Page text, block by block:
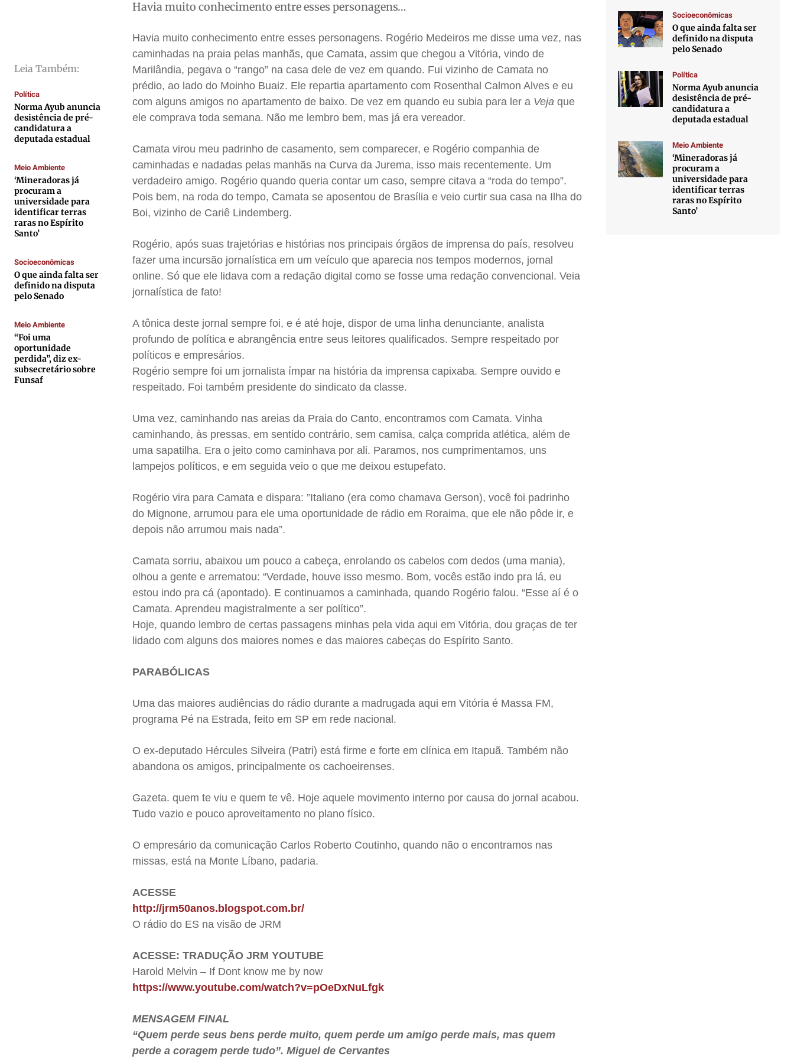
Colunas
Caetano Roque
Gustavo Bastos
Jr Mignone (in memorian)
Publicidade Legal
Anuncie
Expediente
Contato
Anuncie
Termos de Uso
Privacidade
Colunas
Caetano Roque
Gustavo Bastos
Jr Mignone (in memorian)
Publicidade Legal
Anuncie
Expediente
Contato
Anuncie
Termos de Uso
Privacidade
Colunas
Caetano Roque
Gustavo Bastos
Jr Mignone (in memorian)
Publicidade Legal
Anuncie
Expediente
Contato
Anuncie
Termos de Uso
Privacidade
Colunas
Caetano Roque
Gustavo Bastos
Jr Mignone (in memorian)
Publicidade Legal
Anuncie
Expediente
Contato
Anuncie
Termos de Uso
Privacidade
Leia Também:
Política
Norma Ayub anuncia
desistência de pré-
candidatura a
deputada estadual
Meio Ambiente
‘Mineradoras já
procuram a
universidade para
identificar terras
raras no Espírito
Santo’
Socioeconômicas
O que ainda falta ser
definido na disputa
pelo Senado
Meio Ambiente
“Foi uma
oportunidade
perdida”, diz ex-
subsecretário sobre
Funsaf
Havia muito conhecimento entre esses personagens…
Havia muito conhecimento entre esses personagens. Rogério Medeiros me disse uma vez, nas
caminhadas na praia pelas manhãs, que Camata, assim que chegou a Vitória, vindo de
Marilândia, pegava o “rango” na casa dele de vez em quando. Fui vizinho de Camata no
prédio, ao lado do Moinho Buaiz. Ele repartia apartamento com Rosenthal Calmon Alves e eu
com alguns amigos no apartamento de baixo. De vez em quando eu subia para ler a Veja que
ele comprava toda semana. Não me lembro bem, mas já era vereador.
Camata virou meu padrinho de casamento, sem comparecer, e Rogério companhia de
caminhadas e nadadas pelas manhãs na Curva da Jurema, isso mais recentemente. Um
verdadeiro amigo. Rogério quando queria contar um caso, sempre citava a “roda do tempo”.
Pois bem, na roda do tempo, Camata se aposentou de Brasília e veio curtir sua casa na Ilha do
Boi, vizinho de Cariê Lindemberg.
Rogério, após suas trajetórias e histórias nos principais órgãos de imprensa do país, resolveu
fazer uma incursão jornalística em um veículo que aparecia nos tempos modernos, jornal
online. Só que ele lidava com a redação digital como se fosse uma redação convencional. Veia
jornalística de fato!
A tônica deste jornal sempre foi, e é até hoje, dispor de uma linha denunciante, analista
profundo de política e abrangência entre seus leitores qualificados. Sempre respeitado por
políticos e empresários.
Rogério sempre foi um jornalista ímpar na história da imprensa capixaba. Sempre ouvido e
respeitado. Foi também presidente do sindicato da classe.
Uma vez, caminhando nas areias da Praia do Canto, encontramos com Camata. Vinha
caminhando, às pressas, em sentido contrário, sem camisa, calça comprida atlética, além de
uma sapatilha. Era o jeito como caminhava por ali. Paramos, nos cumprimentamos, uns
lampejos políticos, e em seguida veio o que me deixou estupefato.
Rogério vira para Camata e dispara: ”Italiano (era como chamava Gerson), você foi padrinho
do Mignone, arrumou para ele uma oportunidade de rádio em Roraima, que ele não pôde ir, e
depois não arrumou mais nada”.
Camata sorriu, abaixou um pouco a cabeça, enrolando os cabelos com dedos (uma mania),
olhou a gente e arrematou: “Verdade, houve isso mesmo. Bom, vocês estão indo pra lá, eu
estou indo pra cá (apontado). E continuamos a caminhada, quando Rogério falou. “Esse aí é o
Camata. Aprendeu magistralmente a ser político”.
Hoje, quando lembro de certas passagens minhas pela vida aqui em Vitória, dou graças de ter
lidado com alguns dos maiores nomes e das maiores cabeças do Espírito Santo.
PARABÓLICAS
Uma das maiores audiências do rádio durante a madrugada aqui em Vitória é Massa FM,
programa Pé na Estrada, feito em SP em rede nacional.
O ex-deputado Hércules Silveira (Patri) está firme e forte em clínica em Itapuã. Também não
abandona os amigos, principalmente os cachoeirenses.
Gazeta. quem te viu e quem te vê. Hoje aquele movimento interno por causa do jornal acabou.
Tudo vazio e pouco aproveitamento no plano físico.
O empresário da comunicação Carlos Roberto Coutinho, quando não o encontramos nas
missas, está na Monte Líbano, padaria.
ACESSE
http://jrm50anos.blogspot.com.br/
O rádio do ES na visão de JRM
ACESSE: TRADUÇÃO JRM YOUTUBE
Harold Melvin – If Dont know me by now
https://www.youtube.com/watch?v=pOeDxNuLfgk
MENSAGEM FINAL
“Quem perde seus bens perde muito, quem perde um amigo perde mais, mas quem
perde a coragem perde tudo”. Miguel de Cervantes
Socioeconômicas
O que ainda falta ser
definido na disputa
pelo Senado
Política
Norma Ayub anuncia
desistência de pré-
candidatura a
deputada estadual
Meio Ambiente
‘Mineradoras já
procuram a
universidade para
identificar terras
raras no Espírito
Santo’